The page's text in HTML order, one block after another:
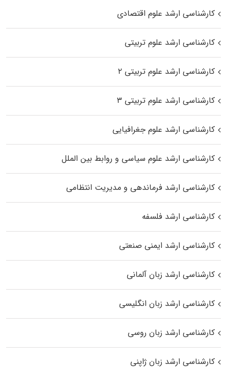
کارشناسی ارشد علوم اقتصادی
کارشناسی ارشد علوم تربیتی
کارشناسی ارشد علوم تربیتی ۲
کارشناسی ارشد علوم تربیتی ۳
کارشناسی ارشد علوم جغرافیایی
کارشناسی ارشد علوم سیاسی و روابط بین الملل
کارشناسی ارشد فرماندهی و مدیریت انتظامی
کارشناسی ارشد فلسفه
کارشناسی ارشد ایمنی صنعتی
کارشناسی ارشد زبان آلمانی
کارشناسی ارشد زبان انگلیسی
کارشناسی ارشد زبان روسی
کارشناسی ارشد زبان ژاپنی